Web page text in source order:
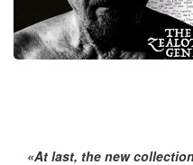
«At last, the new